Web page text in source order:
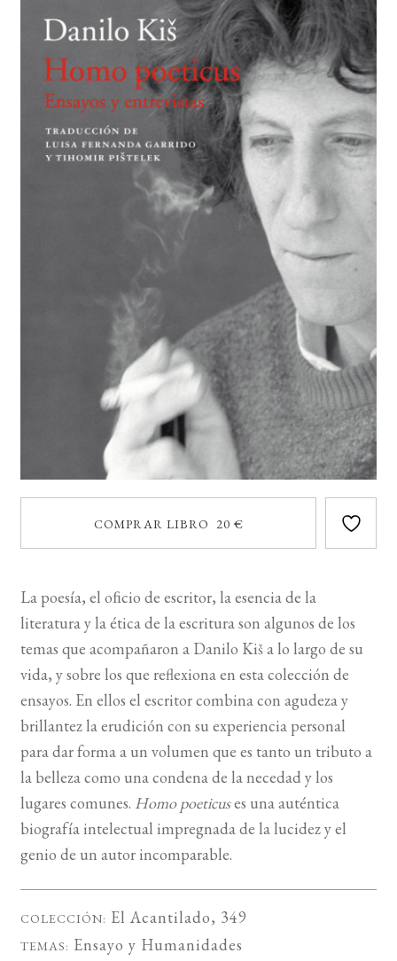
BUSCAR
LISTA DE LIBROS
COMPRAR LIBRO 20 €
La poesía, el oﬁcio de escritor, la esencia de la
literatura y la ética de la escritura son algunos de los
temas que acompañaron a Danilo Kiš a lo largo de su
vida, y sobre los que reflexiona en esta colección de
ensayos. En ellos el escritor combina con agudeza y
brillantez la erudición con su experiencia personal
para dar forma a un volumen que es tanto un tributo a
la belleza como una condena de la necedad y los
lugares comunes. Homo poeticuses una auténtica
biografía intelectual impregnada de la lucidez y el
genio de un autor incomparable.
COLECCIÓN: El Acantilado, 349
TEMAS: Ensayo y Humanidades